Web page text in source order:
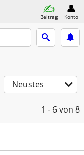
Beitrag Konto
Neustes
1 - 6von 8